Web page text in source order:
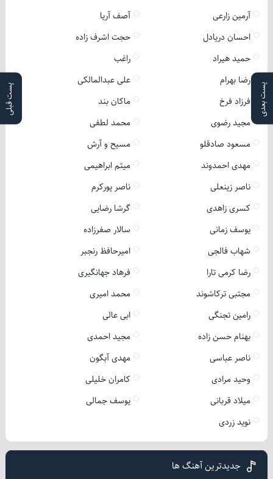
پست بعدی پست قبلی
آرمین زارعی
آصف آریا
احسان دریادل
حجت اشرف زاده
حمید هیراد
راغب
رضا بهرام
علی عبدالمالکی
فرزاد فرخ
ماکان بند
مجید رضوی
محمد لطفی
مسعود صادقلو
مسیح و آرش
مهدی احمدوند
میثم ابراهیمی
ناصر زینعلی
ناصر پورکرم
کسری زاهدی
گرشا رضایی
یوسف زمانی
سالار صفرزاده
شهاب فالجی
امیرحافظ رنجبر
رضا کرمی تارا
فرهاد جهانگیری
مجتبی ترکاشوند
محمد امیری
رامین تجنگی
ابی عالی
بهنام حسن زاده
مجید احمدی
ناصر عباسی
مهدی آبگون
وحید مرادی
کامران خلیلی
میلاد قربانی
یوسف جمالی
نوید زردی
جدیدترین آهنگ ها